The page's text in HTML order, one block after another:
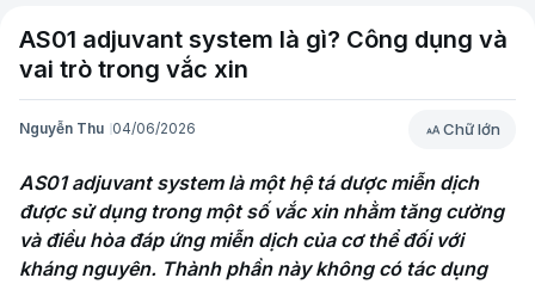
AS01 adjuvant system là gì? Công dụng và
vai trò trong vắc xin
Nguyễn Thu 04/06/2026 Chữ lớn
AS01 adjuvant system là một hệ tá dược miễn dịch
được sử dụng trong một số vắc xin nhằm tăng cường
và điều hòa đáp ứng miễn dịch của cơ thể đối với
kháng nguyên. Thành phần này không có tác dụng